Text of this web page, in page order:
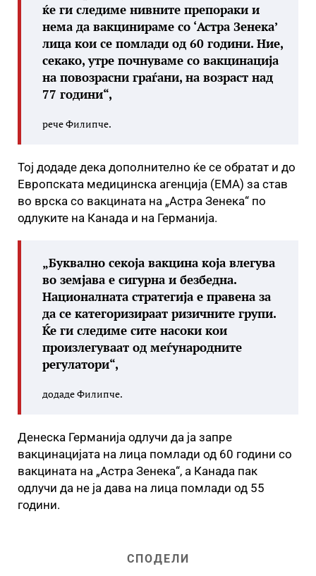
ќе ги следиме нивните препораки и
нема да вакцинираме со ‘Астра Зенека’
лица кои се помлади од 60 години. Ние,
секако, утре почнуваме со вакцинација
на повозрасни граѓани, на возраст над
77 години“,
рече Филипче.
Тој додаде дека дополнително ќе се обратат и до
Европската медицинска агенција (ЕМА) за став
во врска со вакцината на „Астра Зенека“ по
одлуките на Канада и на Германија.
„Буквално секоја вакцина која влегува
во земјава е сигурна и безбедна.
Националната стратегија е правена за
да се категоризираат ризичните групи.
Ќе ги следиме сите насоки кои
произлегуваат од меѓународните
регулатори“,
додаде Филипче.
Денеска Германија одлучи да ја запре
вакцинацијата на лица помлади од 60 години со
вакцината на „Астра Зенека“, а Канада пак
одлучи да не ја дава на лица помлади од 55
години.
СПОДЕЛИ